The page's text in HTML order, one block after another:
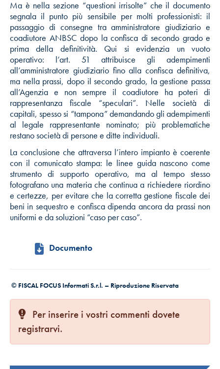
Ma è nella sezione “questioni irrisolte” che il documento
segnala il punto più sensibile per molti professionisti: il
passaggio di consegne tra amministratore giudiziario e
coadiutore ANBSC dopo la confisca di secondo grado e
prima della definitività. Qui si evidenzia un vuoto
operativo: l’art. 51 attribuisce gli adempimenti
all’amministratore giudiziario fino alla confisca definitiva,
ma nella prassi, dopo il secondo grado, la gestione passa
all’Agenzia e non sempre il coadiutore ha poteri di
rappresentanza fiscale “speculari”. Nelle società di
capitali, spesso si “tampona” demandando gli adempimenti
al legale rappresentante nominato; più problematiche
restano società di persone e ditte individuali.
La conclusione che attraversa l’intero impianto è coerente
con il comunicato stampa: le linee guida nascono come
strumento di supporto operativo, ma al tempo stesso
fotografano una materia che continua a richiedere riordino
e certezze, per evitare che la corretta gestione fiscale dei
beni in sequestro e confisca dipenda ancora da prassi non
uniformi e da soluzioni “caso per caso”.
Documento
© FISCAL FOCUS Informati S.r.l. – Riproduzione Riservata
Per inserire i vostri commenti dovete
registrarvi.